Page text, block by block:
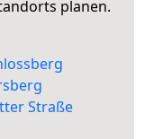
planen.
Straße